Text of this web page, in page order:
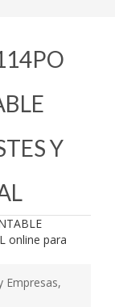
Y
Empresas,